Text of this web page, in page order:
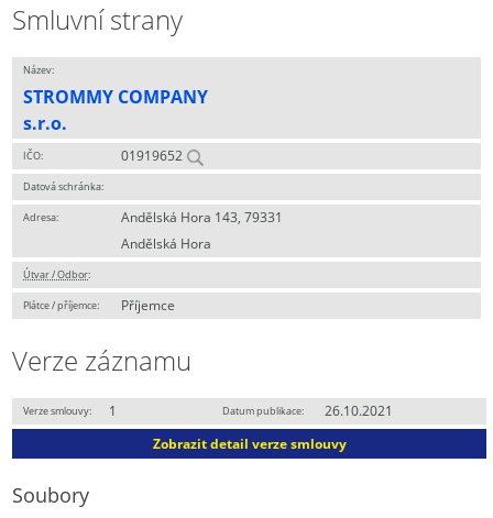
Smluvní strany
Název:
STROMMY COMPANY
s.r.o.
IČO: 01919652
Datová schránka:
Adresa:
Andělská Hora 143, 79331
Andělská Hora
Útvar / Odbor:
Plátce / příjemce: Příjemce
Verze záznamu
Verze smlouvy: 1 Datum publikace:
26.10.2021
Zobrazit detail verze smlouvy
Soubory